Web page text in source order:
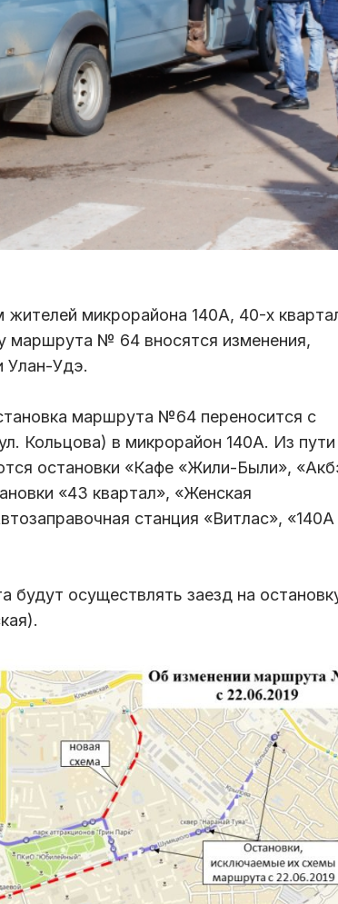
микрорайона 140А, 40-х
маршрута № 64 вносятся изменения,
Улан-Удэ.
маршрута №64 переносится с
Кольцова) в микрорайон 140А. Из пути
остановки «Кафе «Жили-Были»,
«43 квартал», «Женская
станция «Витлас», «140А
будут осуществлять заезд на